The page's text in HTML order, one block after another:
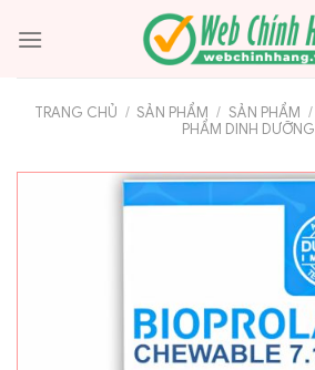
qua
TRANG CHỦ / SẢN PHẨM / SẢN PHẨM /
PHẨM DINH DƯỠNG